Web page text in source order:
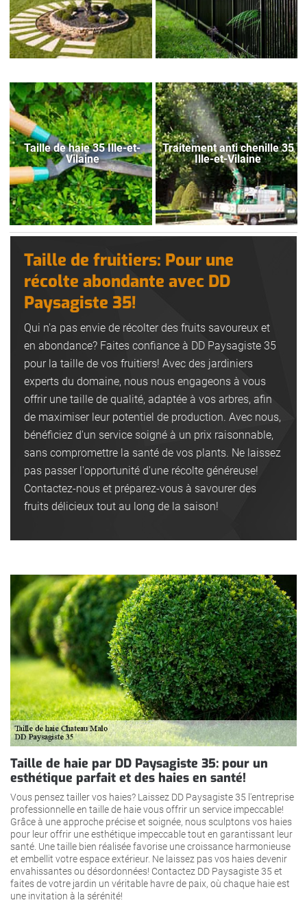
Taille de haie 35 Ille-et-
Vilaine
Traitement anti chenille 35
Ille-et-Vilaine
Taille de fruitiers: Pour une
récolte abondante avec DD
Paysagiste 35!
Qui n'a pas envie de récolter des fruits savoureux et
en abondance? Faites confiance à DD Paysagiste 35
pour la taille de vos fruitiers! Avec des jardiniers
experts du domaine, nous nous engageons à vous
offrir une taille de qualité, adaptée à vos arbres, afin
de maximiser leur potentiel de production. Avec nous,
bénéficiez d'un service soigné à un prix raisonnable,
sans compromettre la santé de vos plants. Ne laissez
pas passer l'opportunité d'une récolte généreuse!
Contactez-nous et préparez-vous à savourer des
fruits délicieux tout au long de la saison!
Taille de haie par DD Paysagiste 35: pour un
esthétique parfait et des haies en santé!
Vous pensez tailler vos haies? Laissez DD Paysagiste 35 l'entreprise
professionnelle en taille de haie vous offrir un service impeccable!
Grâce à une approche précise et soignée, nous sculptons vos haies
pour leur offrir une esthétique impeccable tout en garantissant leur
santé. Une taille bien réalisée favorise une croissance harmonieuse
et embellit votre espace extérieur. Ne laissez pas vos haies devenir
envahissantes ou désordonnées! Contactez DD Paysagiste 35 et
faites de votre jardin un véritable havre de paix, où chaque haie est
une invitation à la sérénité!